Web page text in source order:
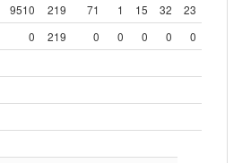
9510 219 71 1 15 32
23
0 219 0 0 0 0
0